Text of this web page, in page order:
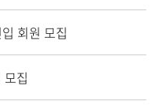
회원 모집
집